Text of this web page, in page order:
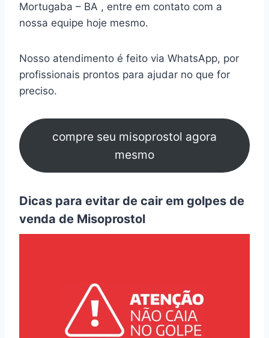
Mortugaba – BA , entre em contato com a
nossa equipe hoje mesmo.
Nosso atendimento é feito via WhatsApp, por
profissionais prontos para ajudar no que for
preciso.
compre seu misoprostol agora
mesmo
Dicas para evitar de cair em golpes de
venda de Misoprostol